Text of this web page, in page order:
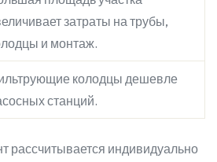
затраты на трубы,
и монтаж.
колодцы дешевле
станций.
рассчитывается индивидуально